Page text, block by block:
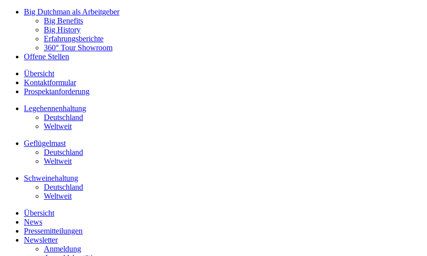
Big Dutchman als Arbeitgeber
Big Benefits
Big History
Erfahrungsberichte
360° Tour Showroom
Offene Stellen
Übersicht
Kontaktformular
Prospektanforderung
Legehennenhaltung
Deutschland
Weltweit
Geflügelmast
Deutschland
Weltweit
Schweinehaltung
Deutschland
Weltweit
Übersicht
News
Pressemitteilungen
Newsletter
Anmeldung